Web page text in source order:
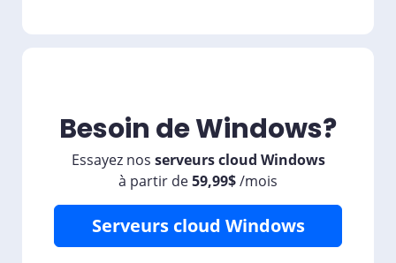
Besoin de Windows?
Essayez nos serveurs cloud Windows
à partir de59,99$/mois
Serveurs cloud Windows